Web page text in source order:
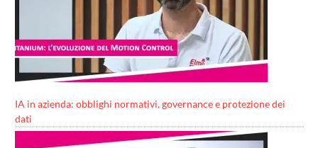
IA in azienda: obblighi normativi, governance e protezione dei
dati